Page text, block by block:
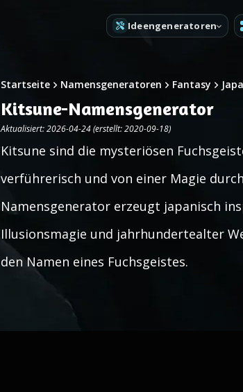
Ideengeneratoren
Startseite Namensgeneratoren Fantasy
Kitsune-Namensgenerator
Aktualisiert: 2026-04-24 (erstellt: 2020-09-18)
Kitsune sind die mysteriösen
verführerisch und von einer Magie
Namensgenerator erzeugt japanisch
Illusionsmagie und jahrhundertealter
den Namen eines Fuchsgeistes.